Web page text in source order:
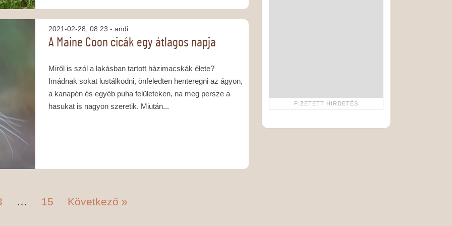
2021-02-28, 08:23 - andi
A Maine Coon cicák egy átlagos napja
Miről is szól a lakásban tartott házimacskák élete?
Imádnak sokat lustálkodni, önfeledten henteregni az ágyon,
a kanapén és egyéb puha felületeken, na meg persze a
hasukat is nagyon szeretik. Miután...
… 15 Következő »